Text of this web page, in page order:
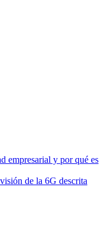
empresarial y por qué es
de la 6G descrita